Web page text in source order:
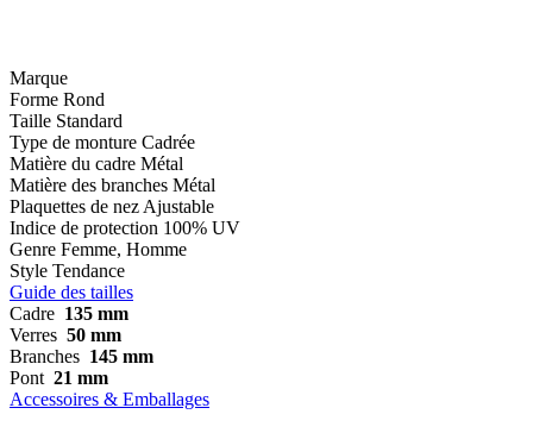
Marque
Forme Rond
Taille Standard
Type de monture Cadrée
Matière du cadre Métal
Matière des branches Métal
Plaquettes de nez Ajustable
Indice de protection 100% UV
Genre Femme, Homme
Style Tendance
Guide des tailles
Cadre 135 mm
Verres 50 mm
Branches 145 mm
Pont 21 mm
Accessoires & Emballages